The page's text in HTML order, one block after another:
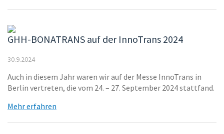
GHH-BONATRANS auf der InnoTrans 2024
30.9.2024
Auch in diesem Jahr waren wir auf der Messe InnoTrans in
Berlin vertreten, die vom 24. – 27. September 2024 stattfand.
Mehr erfahren